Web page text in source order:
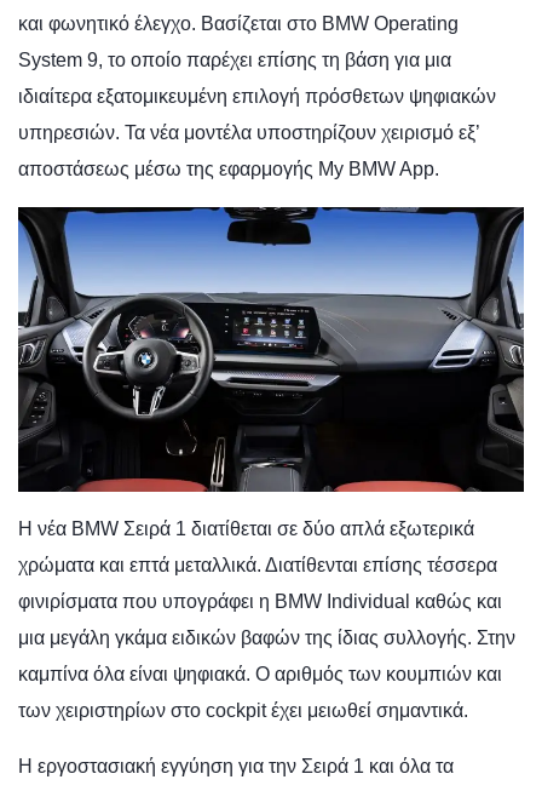
και φωνητικό έλεγχο. Βασίζεται στο BMW Operating
System 9, το οποίο παρέχει επίσης τη βάση για μια
ιδιαίτερα εξατομικευμένη επιλογή πρόσθετων ψηφιακών
υπηρεσιών. Τα νέα μοντέλα υποστηρίζουν χειρισμό εξ’
αποστάσεως μέσω της εφαρμογής My BMW App.
Η νέα BMW Σειρά 1 διατίθεται σε δύο απλά εξωτερικά
χρώματα και επτά μεταλλικά. Διατίθενται επίσης τέσσερα
φινιρίσματα που υπογράφει η BMW Individual καθώς και
μια μεγάλη γκάμα ειδικών βαφών της ίδιας συλλογής. Στην
καμπίνα όλα είναι ψηφιακά. Ο αριθμός των κουμπιών και
των χειριστηρίων στο cockpit έχει μειωθεί σημαντικά.
Η εργοστασιακή εγγύηση για την Σειρά 1 και όλα τα